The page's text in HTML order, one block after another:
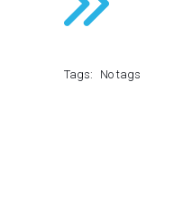
Tags: No tags